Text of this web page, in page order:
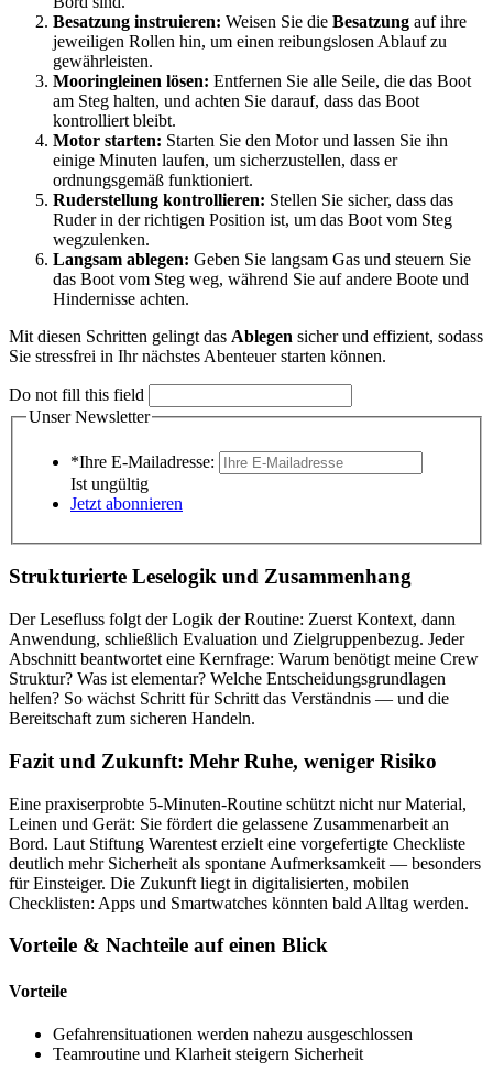
Besatzung instruieren: Weisen Sie die Besatzung auf ihre
jeweiligen Rollen hin, um einen reibungslosen Ablauf zu
gewährleisten.
Mooringleinen lösen: Entfernen Sie alle Seile, die das Boot
am Steg halten, und achten Sie darauf, dass das Boot
kontrolliert bleibt.
Motor starten: Starten Sie den Motor und lassen Sie ihn
einige Minuten laufen, um sicherzustellen, dass er
ordnungsgemäß funktioniert.
Ruderstellung kontrollieren: Stellen Sie sicher, dass das
Ruder in der richtigen Position ist, um das Boot vom Steg
wegzulenken.
Langsam ablegen: Geben Sie langsam Gas und steuern Sie
das Boot vom Steg weg, während Sie auf andere Boote und
Hindernisse achten.
Mit diesen Schritten gelingt das Ablegen sicher und effizient, sodass
Sie stressfrei in Ihr nächstes Abenteuer starten können.
Do not fill this field
Unser Newsletter
*Ihre E-Mailadresse:
Ist ungültig
Jetzt abonnieren
Strukturierte Leselogik und Zusammenhang
Der Lesefluss folgt der Logik der Routine: Zuerst Kontext, dann
Anwendung, schließlich Evaluation und Zielgruppenbezug. Jeder
Abschnitt beantwortet eine Kernfrage: Warum benötigt meine Crew
Struktur? Was ist elementar? Welche Entscheidungsgrundlagen
helfen? So wächst Schritt für Schritt das Verständnis — und die
Bereitschaft zum sicheren Handeln.
Fazit und Zukunft: Mehr Ruhe, weniger Risiko
Eine praxiserprobte 5-Minuten-Routine schützt nicht nur Material,
Leinen und Gerät: Sie fördert die gelassene Zusammenarbeit an
Bord. Laut Stiftung Warentest erzielt eine vorgefertigte Checkliste
deutlich mehr Sicherheit als spontane Aufmerksamkeit — besonders
für Einsteiger. Die Zukunft liegt in digitalisierten, mobilen
Checklisten: Apps und Smartwatches könnten bald Alltag werden.
Vorteile & Nachteile auf einen Blick
Vorteile
Gefahrensituationen werden nahezu ausgeschlossen
Teamroutine und Klarheit steigern Sicherheit